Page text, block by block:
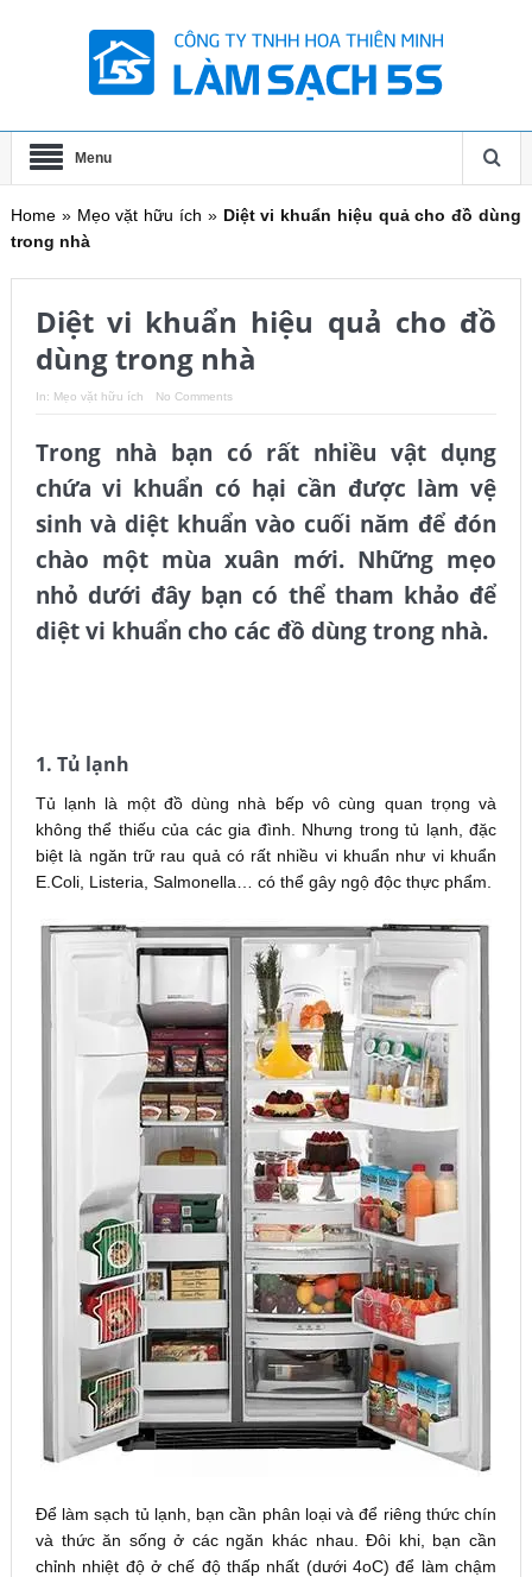
Menu
Home» Mẹo vặt hữu ích » Diệt vi khuẩn hiệu quả cho đồ dùng
trong nhà
Diệt vi khuẩn hiệu quả cho đồ
dùng trong nhà
In: Mẹo vặt hữu ích No Comments
Trong nhà bạn có rất nhiều vật dụng
chứa vi khuẩn có hại cần được làm vệ
sinh và diệt khuẩn vào cuối năm để đón
chào một mùa xuân mới. Những mẹo
nhỏ dưới đây bạn có thể tham khảo để
diệt vi khuẩn cho các đồ dùng trong nhà.
1. Tủ lạnh
Tủ lạnh là một đồ dùng nhà bếp vô cùng quan trọng và
không thể thiếu của các gia đình. Nhưng trong tủ lạnh, đặc
biệt là ngăn trữ rau quả có rất nhiều vi khuẩn như vi khuẩn
E.Coli, Listeria, Salmonella… có thể gây ngộ độc thực phẩm.
Để làm sạch tủ lạnh, bạn cần phân loại và để riêng thức chín
và thức ăn sống ở các ngăn khác nhau. Đôi khi, bạn cần
chỉnh nhiệt độ ở chế độ thấp nhất (dưới 4oC) để làm chậm